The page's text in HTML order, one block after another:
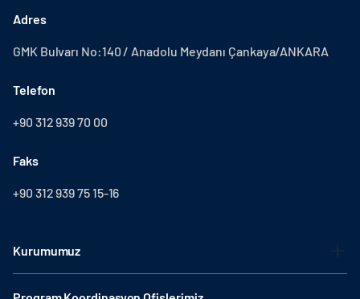
Adres
GMK Bulvarı No:140 / Anadolu Meydanı Çankaya/ANKARA
Telefon
+90 312 939 70 00
Faks
+90 312 939 75 15-16
Kurumumuz